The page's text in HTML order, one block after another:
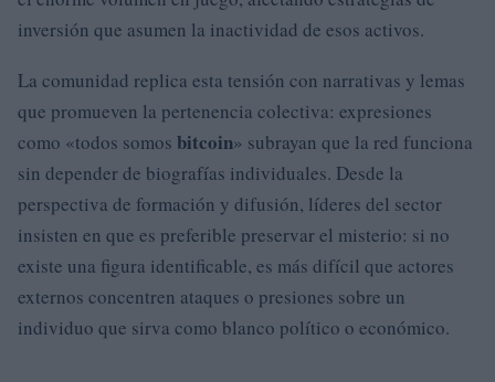
inversión que asumen la inactividad de esos activos.
La comunidad replica esta tensión con narrativas y lemas
que promueven la pertenencia colectiva: expresiones
como «todos somos bitcoin» subrayan que la red funciona
sin depender de biografías individuales. Desde la
perspectiva de formación y difusión, líderes del sector
insisten en que es preferible preservar el misterio: si no
existe una figura identificable, es más difícil que actores
externos concentren ataques o presiones sobre un
individuo que sirva como blanco político o económico.